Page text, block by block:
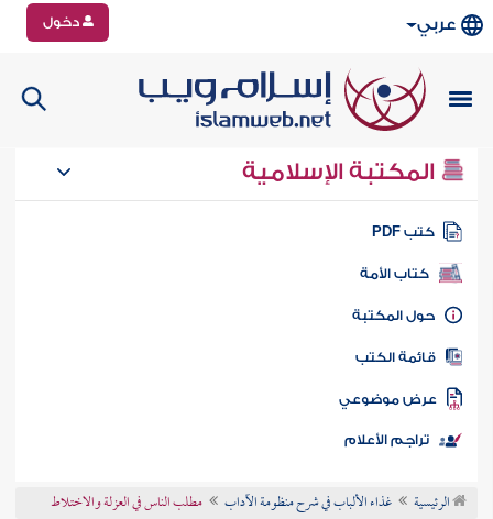
عربي دخول
المكتبة الإسلامية
كتب PDF
كتاب الأمة
المكتبة
الكتب
موضوعي
تراجم الأعلام
الرئيسية غذاء الألباب في شرح منظومة الآداب مطلب الناس في العزلة والاختلاط